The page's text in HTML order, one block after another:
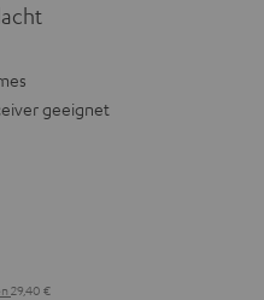
geeignet
29,40 €